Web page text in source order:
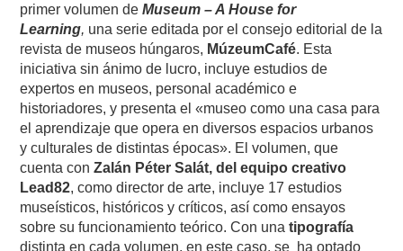
primer volumen deMuseum – A House for
Learning, una serie editada por el consejo editorial de la
revista de museos húngaros, MúzeumCafé. Esta
iniciativa sin ánimo de lucro, incluye estudios de
expertos en museos, personal académico e
historiadores, y presenta el «museo como una casa para
el aprendizaje que opera en diversos espacios urbanos
y culturales de distintas épocas». El volumen, que
cuenta conZalán Péter Salát, del equipo creativo
Lead82, como director de arte, incluye 17 estudios
museísticos, históricos y críticos, así como ensayos
sobre su funcionamiento teórico. Con una tipografía
distinta en cada volumen, en este caso, se ha optado